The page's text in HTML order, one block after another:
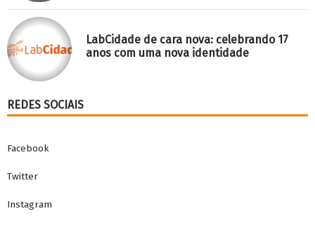
LabCidade de cara nova: celebrando 17
anos com uma nova identidade
REDES SOCIAIS
Facebook
Twitter
Instagram